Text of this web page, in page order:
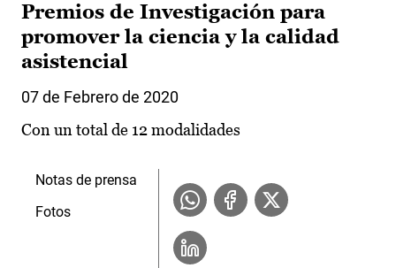
Premios de Investigación para
promover la ciencia y la calidad
asistencial
07 de Febrero de 2020
Con un total de 12 modalidades
Notas de prensa
Fotos